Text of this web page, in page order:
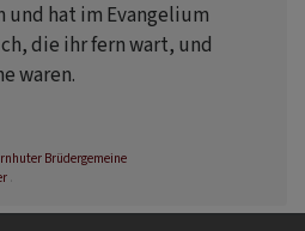
hat im Evangelium
die ihr fern wart, und
waren.
Brüdergemeine
.